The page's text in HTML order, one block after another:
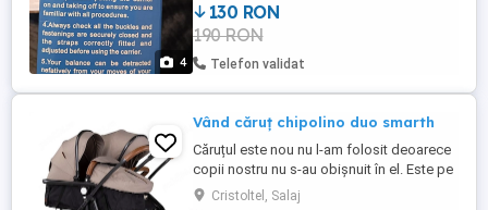
4
130 RON
190 RON
Telefon validat
Vând căruț chipolino duo smarth
Căruțul este nou nu l-am folosit deoarece
copii nostru nu s-au obișnuit în el. Este pe
culoare maro este de anul trecut din vară ,
Cristoltel, Salaj